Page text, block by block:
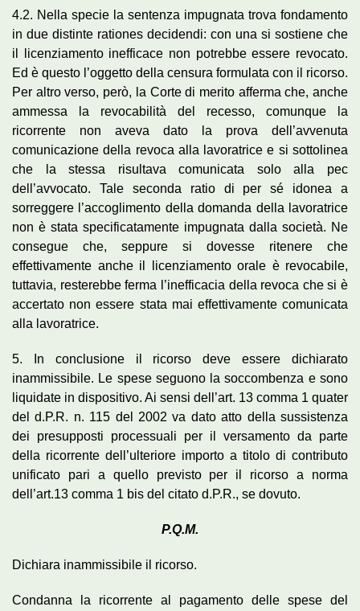
4.2. Nella specie la sentenza impugnata trova fondamento
in due distinte rationes decidendi: con una si sostiene che
il licenziamento inefficace non potrebbe essere revocato.
Ed è questo l’oggetto della censura formulata con il ricorso.
Per altro verso, però, la Corte di merito afferma che, anche
ammessa la revocabilità del recesso, comunque la
ricorrente non aveva dato la prova dell’avvenuta
comunicazione della revoca alla lavoratrice e si sottolinea
che la stessa risultava comunicata solo alla pec
dell’avvocato. Tale seconda ratio di per sé idonea a
sorreggere l’accoglimento della domanda della lavoratrice
non è stata specificatamente impugnata dalla società. Ne
consegue che, seppure si dovesse ritenere che
effettivamente anche il licenziamento orale è revocabile,
tuttavia, resterebbe ferma l’inefficacia della revoca che si è
accertato non essere stata mai effettivamente comunicata
alla lavoratrice.
5. In conclusione il ricorso deve essere dichiarato
inammissibile. Le spese seguono la soccombenza e sono
liquidate in dispositivo. Ai sensi dell’art. 13 comma 1 quater
del d.P.R. n. 115 del 2002 va dato atto della sussistenza
dei presupposti processuali per il versamento da parte
della ricorrente dell’ulteriore importo a titolo di contributo
unificato pari a quello previsto per il ricorso a norma
dell’art.13 comma 1 bis del citato d.P.R., se dovuto.
P.Q.M.
Dichiara inammissibile il ricorso.
Condanna la ricorrente al pagamento delle spese del